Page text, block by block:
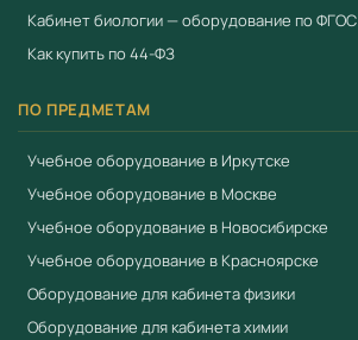
Кабинет биологии — оборудование по ФГОС
Как купить по 44-ФЗ
ПО ПРЕДМЕТАМ
Учебное оборудование в Иркутске
Учебное оборудование в Москве
Учебное оборудование в Новосибирске
Учебное оборудование в Красноярске
Оборудование для кабинета физики
Оборудование для кабинета химии